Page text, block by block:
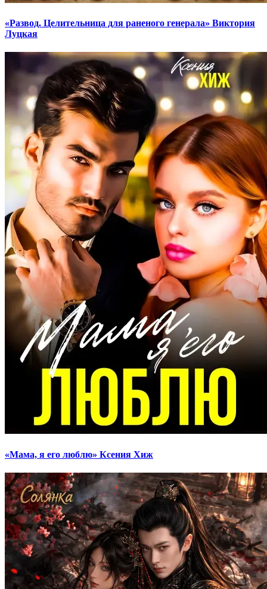
«Развод. Целительница для раненого генерала» Виктория
Луцкая
«Мама, я его люблю» Ксения Хиж